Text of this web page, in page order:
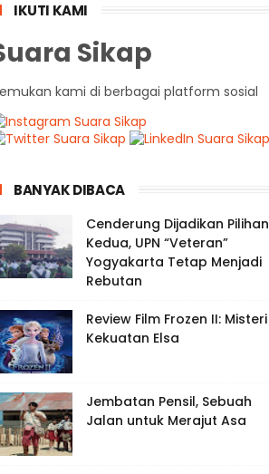
IKUTI KAMI
Sikap
kami di berbagai platform sosial
BANYAK DIBACA
Cenderung Dijadikan Pilihan
Kedua, UPN “Veteran”
Yogyakarta Tetap Menjadi
Rebutan
Review Film Frozen II: Misteri
Kekuatan Elsa
Jembatan Pensil, Sebuah
Jalan untuk Merajut Asa